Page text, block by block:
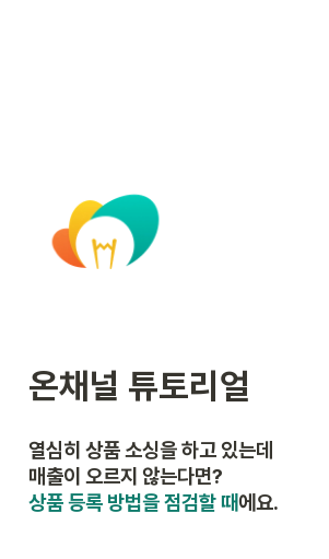
온채널 튜토리얼
열심히 상품 소싱을 하고 있는데
상품 등록 방법을 점검할 때에요.